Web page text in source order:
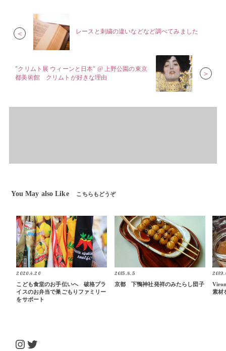
＜ レースと刺繍の違いなどなど調べてみました
"クリムト展 ウィーンと日本" @ 上野公園の東京
都美術館 クリムトが好きな理由
＞
You May also Like こちらもどうぞ
2020.4.20
こども食堂のお手伝いへ 破格プラ
イスのお弁当で巣ごもりファミリー
をサポート
2015.8.5
京都 下鴨神社発祥のみたらし団子
素材
Instagram
Twitter